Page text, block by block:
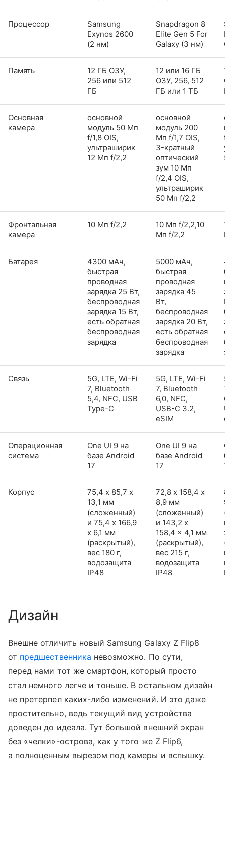
Процессор
Samsung
Exynos 2600
(2 нм)
Snapdragon 8
Elite Gen 5 For
Galaxy (3 нм)
Память
12 ГБ ОЗУ,
256 или 512
ГБ
12 или 16 ГБ
ОЗУ, 256, 512
ГБ или 1 ТБ
Основная
камера
основной
модуль 50 Мп
f/1,8 OIS,
ультраширик
12 Мп f/2,2
основной
модуль 200
Мп f/1,7 OIS,
3-кратный
оптический
зум 10 Мп
f/2,4 OIS,
ультраширик
50 Мп f/2,2
Фронтальная
камера
10 Мп f/2,2
10 Мп f/2,2,10
Мп f/2,2
Батарея
4300 мАч,
быстрая
проводная
зарядка 25 Вт,
беспроводная
зарядка 15 Вт,
есть обратная
беспроводная
зарядка
5000 мАч,
быстрая
проводная
зарядка 45
Вт,
беспроводная
зарядка 20 Вт,
есть обратная
беспроводная
зарядка
Связь
5G, LTE, Wi-Fi
7, Bluetooth
5,4, NFC, USB
Type-C
5G, LTE, Wi-Fi
7, Bluetooth
6,0, NFC,
USB-C 3.2,
eSIM
Операционная
система
One UI 9 на
базе Android
17
One UI 9 на
базе Android
17
Корпус
75,4 х 85,7 х
13,1 мм
(сложенный)
и 75,4 x 166,9
x 6,1 мм
(раскрытый),
вес 180 г,
водозащита
IP48
72,8 х 158,4 х
8,9 мм
(сложенный)
и 143,2 x
158,4 x 4,1 мм
(раскрытый),
вес 215 г,
водозащита
IP48
Дизайн
Внешне отличить новый Samsung Galaxy Z Flip8
от предшественника невозможно. По сути,
перед нами тот же смартфон, который просто
стал немного легче и тоньше. В остальном дизайн
не претерпел каких-либо изменений. И это даже
простительно, ведь текущий вид устройства
доведен до идеала. Тут большой внешний экран
без «челки»-острова, как у того же Z Flip6,
а полноценным вырезом под камеры и вспышку.